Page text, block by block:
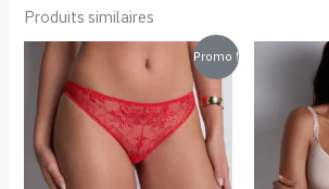
Produits similaires
Promo !
initial
était :
75,00 €.
actuel
est :
35,00 €.